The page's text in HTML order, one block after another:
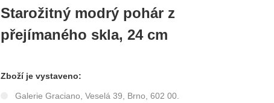
Starožitný modrý pohár z
přejímaného skla, 24 cm
Zboží je vystaveno:
Galerie Graciano, Veselá 39, Brno, 602 00.